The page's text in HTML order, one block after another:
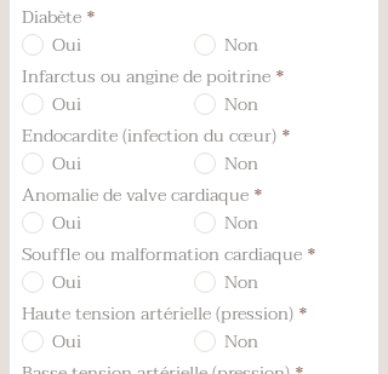
Diabète*
Oui
Non
Infarctus ou angine de poitrine*
Oui
Non
Endocardite (infection du cœur)*
Oui
Non
Anomalie de valve cardiaque*
Oui
Non
Souffle ou malformation cardiaque*
Oui
Non
Haute tension artérielle (pression)*
Oui
Non